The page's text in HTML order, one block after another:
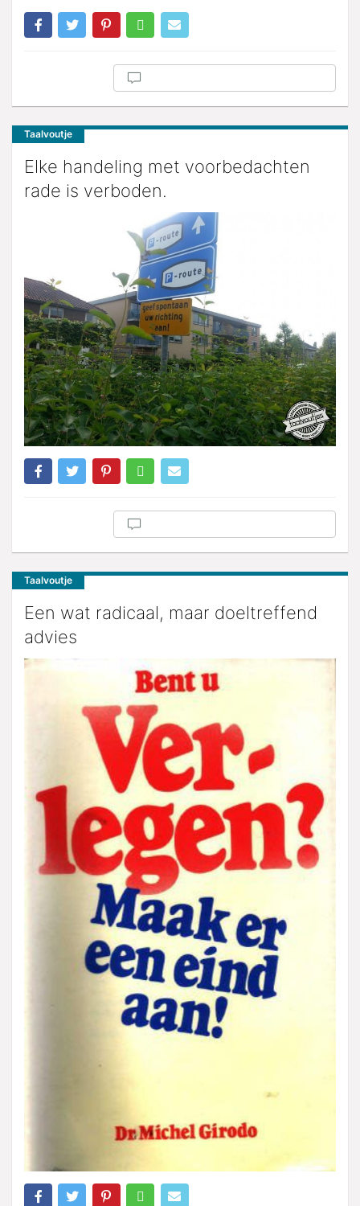
Taalvoutje
Elke handeling met voorbedachten
rade is verboden.
Taalvoutje
Een wat radicaal, maar doeltreffend
advies